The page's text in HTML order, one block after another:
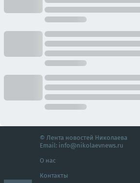
© Лента новостей Николаева
Email: info@nikolaevnews.ru
О нас
Контакты